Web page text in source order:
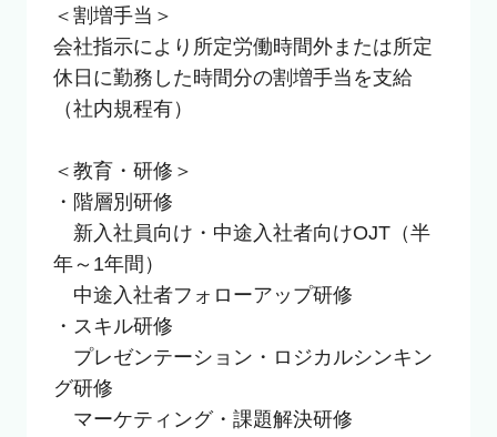
＜割増手当＞
会社指示により所定労働時間外または所定
休日に勤務した時間分の割増手当を支給
（社内規程有）
＜教育・研修＞
・階層別研修
新入社員向け・中途入社者向けOJT（半
年～1年間）
中途入社者フォローアップ研修
・スキル研修
プレゼンテーション・ロジカルシンキン
グ研修
マーケティング・課題解決研修